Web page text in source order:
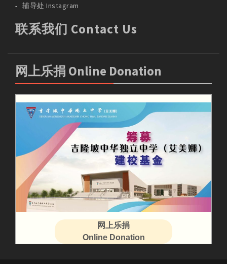
辅导处 Instagram
联系我们 Contact Us
网上乐捐 Online Donation
网上乐捐
Online Donation